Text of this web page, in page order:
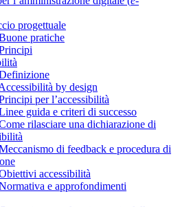
progettuale
pratiche
by design
per l’accessibilità
guida e criteri di successo
rilasciare una dichiarazione di
di feedback e procedura di
accessibilità
e approfondimenti